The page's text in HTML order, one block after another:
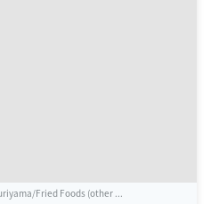
Fried Foods (other ...